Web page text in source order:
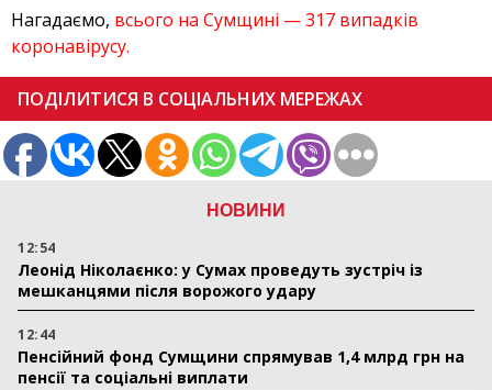
НОВИНИ
12:54
Леонід Ніколаєнко: у Сумах проведуть зустріч із
мешканцями після ворожого удару
12:44
Пенсійний фонд Сумщини спрямував 1,4 млрд грн на
пенсії та соціальні виплати
Нагадаємо, всього на Сумщині — 317 випадків
коронавірусу.
ПОДІЛИТИСЯ В СОЦІАЛЬНИХ МЕРЕЖАХ